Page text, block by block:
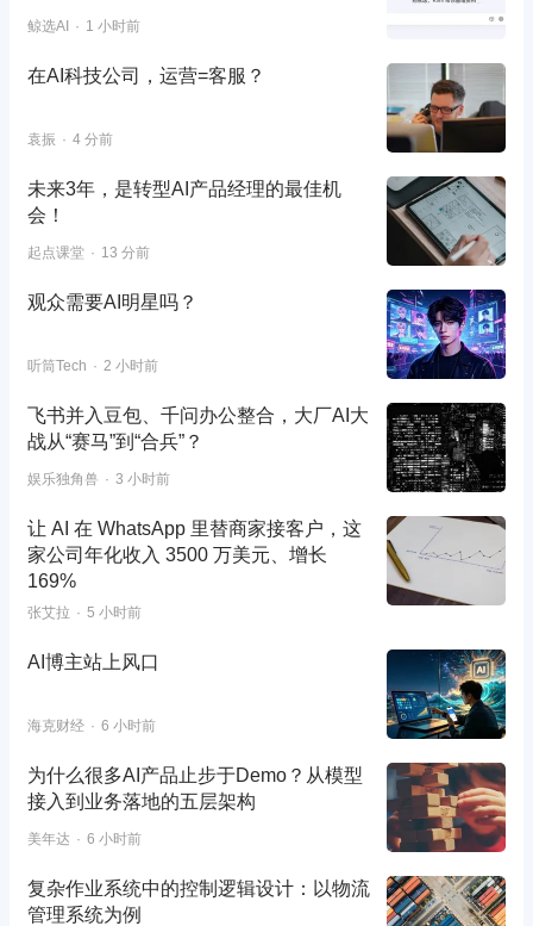
鲸选AI 1 小时前
在AI科技公司，运营=客服？
袁振 4 分前
未来3年，是转型AI产品经理的最佳机
会！
起点课堂 13 分前
观众需要AI明星吗？
听筒Tech 2 小时前
飞书并入豆包、千问办公整合，大厂AI大
战从“赛马”到“合兵”？
娱乐独角兽 3 小时前
让 AI 在 WhatsApp 里替商家接客户，这
家公司年化收入 3500 万美元、增长
169%
张艾拉 5 小时前
AI博主站上风口
海克财经 6 小时前
为什么很多AI产品止步于Demo？从模型
接入到业务落地的五层架构
美年达 6 小时前
复杂作业系统中的控制逻辑设计：以物流
管理系统为例